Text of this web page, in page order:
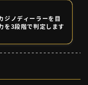
ジノディーラーを目
を3段階で判定します